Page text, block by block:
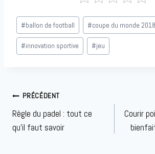
Étiquettes
de
la
#ballon de football #coupe du monde 2018
#innovation sportive #jeu
Navigation
de
l’article
PRÉCÉDENT
Règle du padel : tout ce
qu’il faut savoir
Courir